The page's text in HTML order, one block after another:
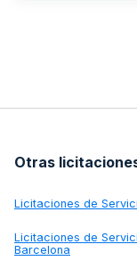
Otras
Licitaciones de
Licitaciones de
Barcelona